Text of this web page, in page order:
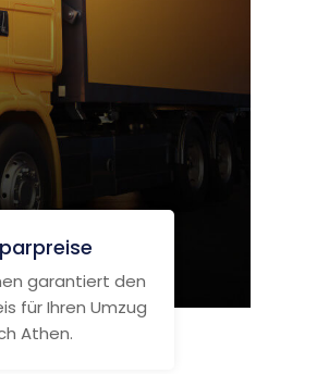
garantiert den
für Ihren Umzug
Athen.